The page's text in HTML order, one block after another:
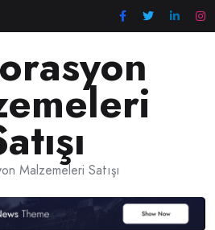
Malzemeleri Satışı